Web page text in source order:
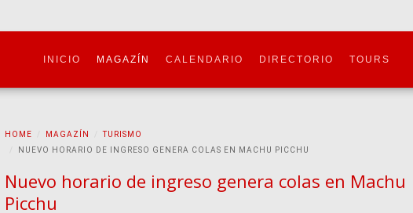
INICIO MAGAZÍN CALENDARIO DIRECTORIO TOURS
HOME MAGAZÍN
TURISMO
NUEVO HORARIO DE INGRESO GENERA COLAS EN MACHU PICCHU
Nuevo horario de ingreso genera colas en Machu
Picchu